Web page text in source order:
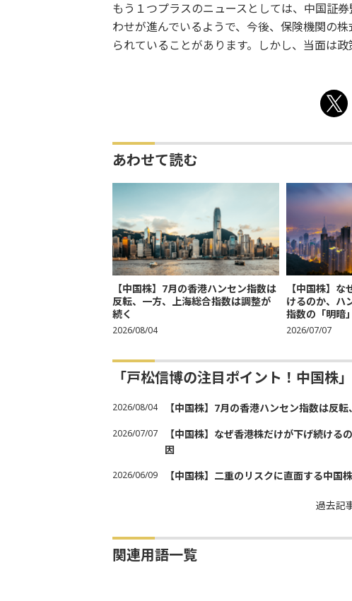
もう１つプラスのニュースとしては、中国証
わせが進んでいるようで、今後、保険機関の
られていることがあります。しかし、当面は
あわせて読む
【中国株】7月の香港ハンセン指数は
反転、一方、上海総合指数は調整が
続く
2026/08/04
【中国株】
けるのか、ハ
指数の「明暗
2026/07/07
「戸松信博の注目ポイント！中国株
2026/08/04 【中国株】7月の香港ハンセン指数は反
2026/07/07
【中国株】なぜ香港株だけが下げ続け
因
2026/06/09 【中国株】二重のリスクに直面する中国
過去記
関連用語一覧